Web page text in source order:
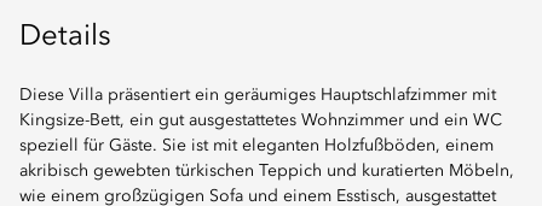
Details
Diese Villa präsentiert ein geräumiges Hauptschlafzimmer mit
Kingsize-Bett, ein gut ausgestattetes Wohnzimmer und ein WC
speziell für Gäste. Sie ist mit eleganten Holzfußböden, einem
akribisch gewebten türkischen Teppich und kuratierten Möbeln,
wie einem großzügigen Sofa und einem Esstisch, ausgestattet